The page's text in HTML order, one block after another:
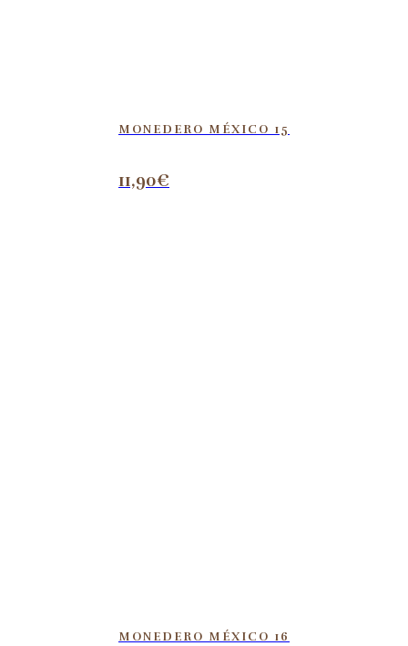
MONEDERO MÉXICO 15
11,90€
MONEDERO MÉXICO 16